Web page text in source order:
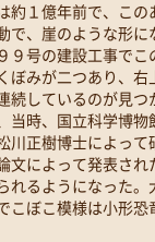
約１億年前で、この
で、崖のような形に
９号の建設工事でこ
ぼみが二つあり、
しているのが見つ
当時、国立科学博物
川正樹博士によっ
文によって発表され
れるようになった
こぼこ模様は小形恐